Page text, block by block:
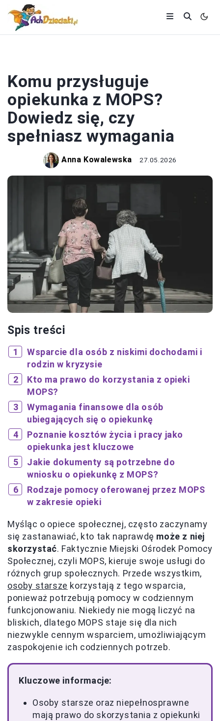
Komu przysługuje
opiekunka z MOPS?
Dowiedz się, czy
spełniasz wymagania
Anna Kowalewska 27.05.2026
Spis treści
Wsparcie dla osób z niskimi dochodami i
rodzin w kryzysie
Kto ma prawo do korzystania z opieki
MOPS?
Wymagania finansowe dla osób
ubiegających się o opiekunkę
Poznanie kosztów życia i pracy jako
opiekunka jest kluczowe
Jakie dokumenty są potrzebne do
wniosku o opiekunkę z MOPS?
Rodzaje pomocy oferowanej przez MOPS
w zakresie opieki
Myśląc o opiece społecznej, często zaczynamy
się zastanawiać, kto tak naprawdę może z niej
skorzystać. Faktycznie Miejski Ośrodek Pomocy
Społecznej, czyli MOPS, kieruje swoje usługi do
różnych grup społecznych. Przede wszystkim,
osoby starsze korzystają z tego wsparcia,
ponieważ potrzebują pomocy w codziennym
funkcjonowaniu. Niekiedy nie mogą liczyć na
bliskich, dlatego MOPS staje się dla nich
niezwykle cennym wsparciem, umożliwiającym
zaspokojenie ich codziennych potrzeb.
Kluczowe informacje:
Osoby starsze oraz niepełnosprawne
mają prawo do skorzystania z opiekunki